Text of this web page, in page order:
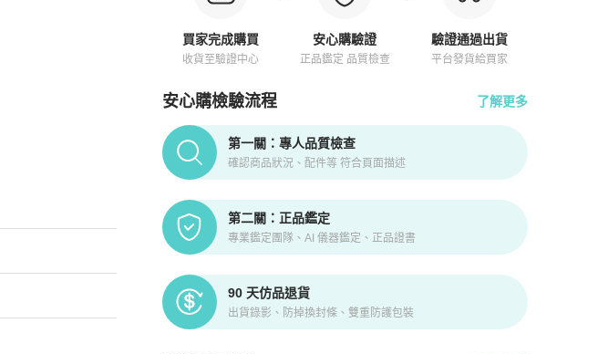
買家完成購買
收貨至驗證中心
安心購驗證
正品鑑定 品質檢查
驗證通過出貨
平台發貨給買家
安心購檢驗流程 了解更多
PopChill拍拍圈正品驗證、安心購檢驗流程介紹
第一關：專人品質檢查
確認商品狀況、配件等 符合頁面描述
第二關：正品鑑定
專業鑑定團隊、AI 儀器鑑定、正品證書
90 天仿品退貨
出貨錄影、防掉換封條、雙重防護包裝
會提供任何形式的